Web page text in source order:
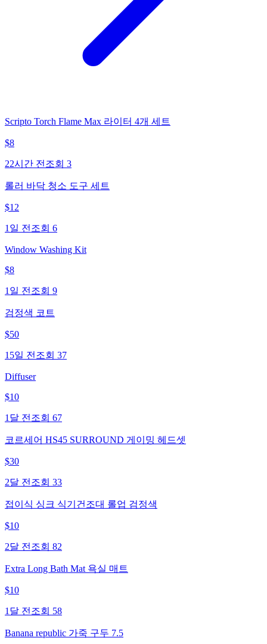
Scripto Torch Flame Max 라이터 4개 세트
$8
22시간 전 조회 3
롤러 바닥 청소 도구 세트
$12
1일 전 조회 6
Window Washing Kit
$8
1일 전 조회 9
검정색 코트
$50
15일 전 조회 37
Diffuser
$10
1달 전 조회 67
코르세어 HS45 SURROUND 게이밍 헤드셋
$30
2달 전 조회 33
접이식 싱크 식기건조대 롤업 검정색
$10
2달 전 조회 82
Extra Long Bath Mat 욕실 매트
$10
1달 전 조회 58
Banana republic 가죽 구두 7.5